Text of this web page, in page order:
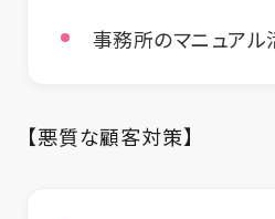
事務所のマニュアル
【悪質な顧客対策】